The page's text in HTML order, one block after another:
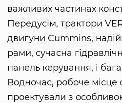
важливих частинах
Передусім, трактори
двигуни Cummins,
рами, сучасна
панель керування, і
Водночас, робоче місце
проектували з